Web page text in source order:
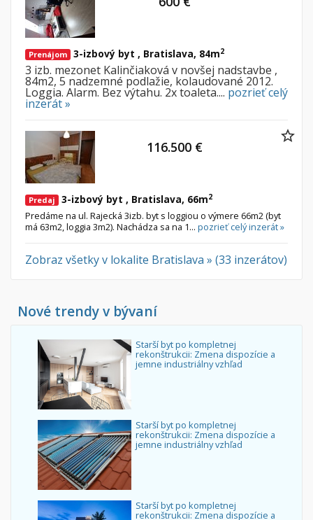
Prenájom 3-izbový byt , Bratislava, 84m2
3 izb. mezonet Kalinčiaková v novšej nadstavbe ,
84m2, 5 nadzemné podlažie, kolaudované 2012.
Loggia. Alarm. Bez výtahu. 2x toaleta.... pozrieť celý
inzerát »
Predaj 3-izbový byt , Bratislava, 66m2
Predáme na ul. Rajecká 3izb. byt s loggiou o výmere 66m2 (byt
má 63m2, loggia 3m2). Nachádza sa na 1... pozrieť celý inzerát »
116.500 €
Zobraz všetky v lokalite Bratislava » (33 inzerátov)
Nové trendy v bývaní
Starší byt po kompletnej
rekonštrukcii: Zmena dispozície a
jemne industriálny vzhľad
Starší byt po kompletnej
rekonštrukcii: Zmena dispozície a
jemne industriálny vzhľad
Starší byt po kompletnej
rekonštrukcii: Zmena dispozície a